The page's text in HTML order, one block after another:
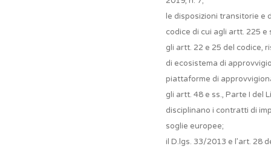
le disposizioni transitorie e
codice di cui agli artt. 225 e
gli artt. 22 e 25 del codice,
di ecosistema di
piattaforme di
gli artt. 48 e ss., Parte I del
disciplinano i contratti di
soglie europee;
il D.lgs. 33/2013 e l’art. 28